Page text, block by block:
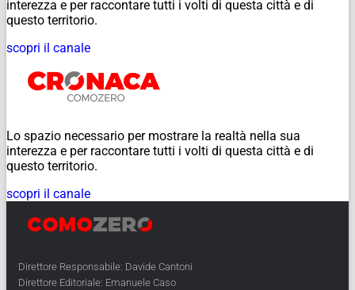
interezza e per raccontare tutti i volti di questa città e di
questo territorio.
scopri il canale
Lo spazio necessario per mostrare la realtà nella sua
interezza e per raccontare tutti i volti di questa città e di
questo territorio.
scopri il canale
Direttore Responsabile: Davide Cantoni
Direttore Editoriale: Emanuele Caso